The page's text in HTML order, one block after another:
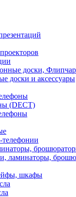
доски,
доски и аксессуары
(DECT)
ламинаторы,
шкафы